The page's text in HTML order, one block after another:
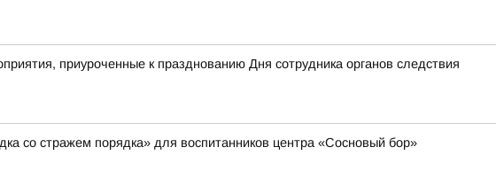
приуроченные к празднованию Дня сотрудника органов следствия
со стражем порядка» для воспитанников центра «Сосновый бор»